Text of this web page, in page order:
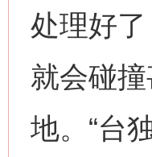
处理好
就会碰
地。“台